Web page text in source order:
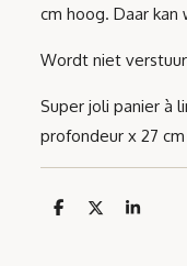
cm hoog. Daar kan
Wordt niet
Super joli panier à
profondeur x 27
D
D
S